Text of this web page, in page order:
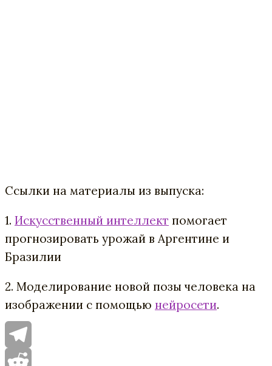
Ссылки на материалы из выпуска:
1. Искусственный интеллект помогает
прогнозировать урожай в Аргентине и
Бразилии
2. Моделирование новой позы человека на
изображении с помощью нейросети.
Telegram